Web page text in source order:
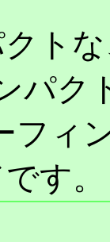
ト
パ
フィ
す。